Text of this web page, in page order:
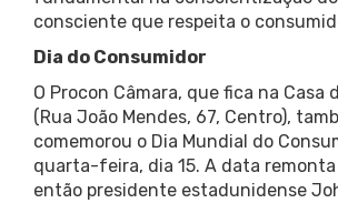
consciente que respeita o
Dia do Consumidor
O Procon Câmara, que fica na Casa
(Rua João Mendes, 67, Centro),
comemorou o Dia Mundial do
quarta-feira, dia 15. A data
então presidente estadunidense